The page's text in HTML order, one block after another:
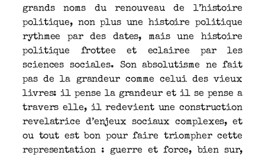
grands noms du renouveau de l’histoire
politique, non plus une histoire politique
rythmee par des dates, mais une histoire
politique frottee et eclairee par les
sciences sociales. Son absolutisme ne fait
pas de la grandeur comme celui des vieux
livres: il pense la grandeur et il se pense a
travers elle, il redevient une construction
revelatrice d’enjeux sociaux complexes, et
ou tout est bon pour faire triompher cette
representation : guerre et force, bien sur,